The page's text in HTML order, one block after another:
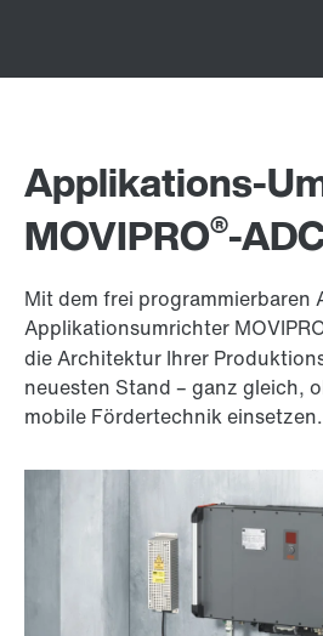
Applikations-
MOVIPRO®-
Mit dem frei programmierbaren
Applikationsumrichter
die Architektur Ihrer
neuesten Stand – ganz gleich,
mobile Fördertechnik einsetzen.